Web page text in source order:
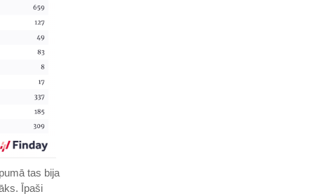
tas bija
Īpaši